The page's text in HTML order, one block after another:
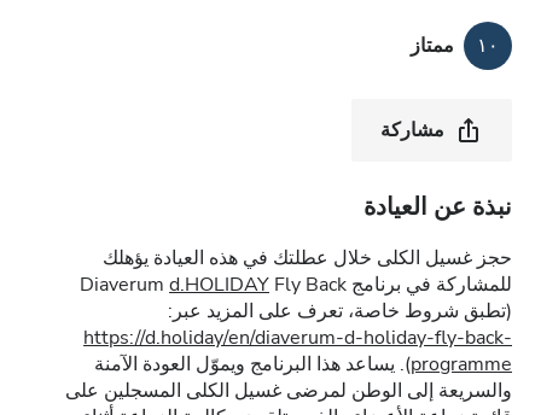
١٠ ممتاز
مشاركة
نبذة عن العيادة
حجز غسيل الكلى خلال عطلتك في هذه العيادة يؤهلك
للمشاركة في برنامج Diaverum
d.HOLIDAY Fly Back
(تطبق شروط خاصة، تعرف على المزيد عبر:
https://d.holiday/en/diaverum-d-holiday-fly-back-
programme). يساعد هذا البرنامج ويموّل العودة الآمنة
والسريعة إلى الوطن لمرضى غسيل الكلى المسجلين على